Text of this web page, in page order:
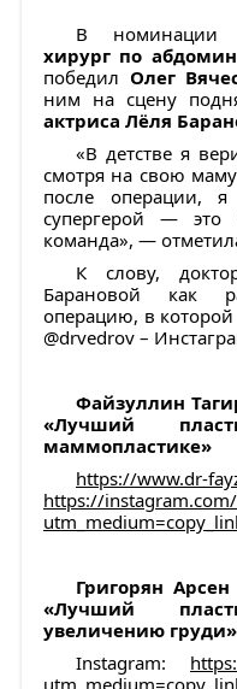
В
хирург по
победил Олег
ним на сцену
актриса Лёля
«В детстве я
смотря на свою
после операции,
супергерой — это
команда», —
К слову,
Барановой как
операцию, в
@drvedrov –
Файзуллин
«Лучший
маммопластике»
https://www.dr-
https://
Григорян
«Лучший
увеличению груди»
Instagram: